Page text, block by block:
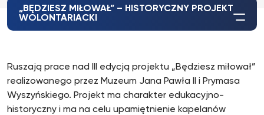
„BĘDZIESZ MIŁOWAŁ” – HISTORYCZNY PROJEKT
WOLONTARIACKI
Ruszają prace nad III edycją projektu „Będziesz miłował”
realizowanego przez Muzeum Jana Pawła II i Prymasa
Wyszyńskiego. Projekt ma charakter edukacyjno-
historyczny i ma na celu upamiętnienie kapelanów